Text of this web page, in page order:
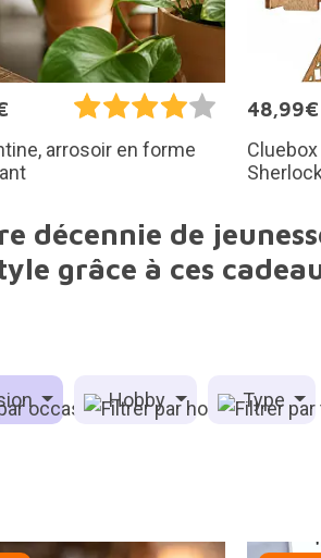
arrosoir en forme
48,99€
Sherlock
décennie de
grâce à ces
Hobby Type